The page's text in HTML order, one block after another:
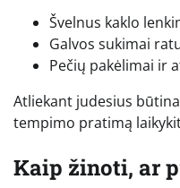
Švelnus kaklo
Galvos sukimai
Pečių pakėlimai ir
Atliekant judesius
tempimo pratimą
Kaip žinoti, ar